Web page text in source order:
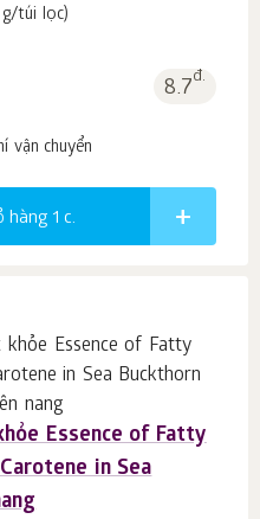
túi lọc)
8.7đ.
vận chuyển
hàng 1 c.
Essence of Fatty
in Sea